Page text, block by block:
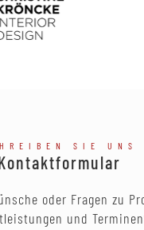
SIE UNS
oder Fragen zu
und